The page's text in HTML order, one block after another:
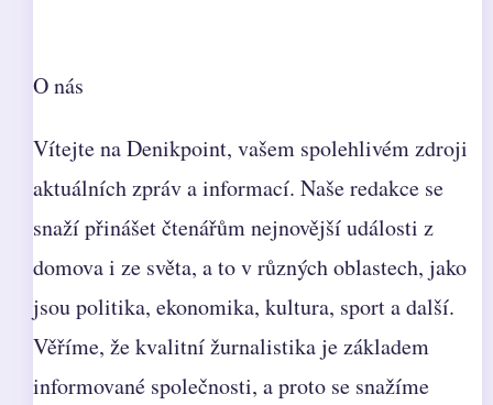
O nás
Vítejte na Denikpoint, vašem spolehlivém zdroji
aktuálních zpráv a informací. Naše redakce se
snaží přinášet čtenářům nejnovější události z
domova i ze světa, a to v různých oblastech, jako
jsou politika, ekonomika, kultura, sport a další.
Věříme, že kvalitní žurnalistika je základem
informované společnosti, a proto se snažíme